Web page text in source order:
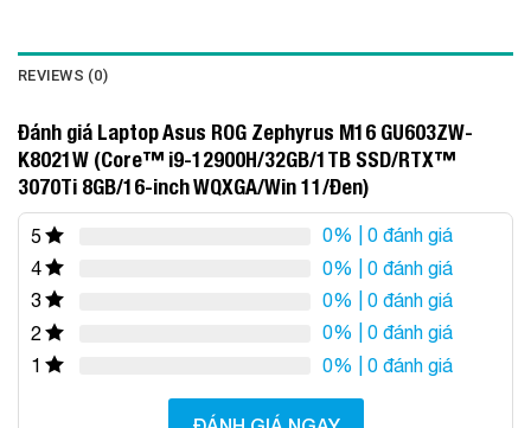
REVIEWS (0)
Đánh giá Laptop Asus ROG Zephyrus M16 GU603ZW-
K8021W (Core™ i9-12900H/32GB/1TB SSD/RTX™
3070Ti 8GB/16-inch WQXGA/Win 11/Đen)
5 0% | 0 đánh giá
4
0% | 0 đánh giá
3
0% | 0 đánh giá
2
0% | 0 đánh giá
1
0% | 0 đánh giá